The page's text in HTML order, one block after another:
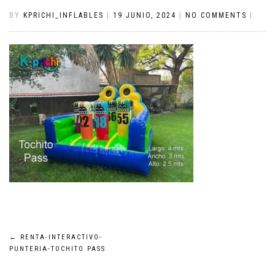
BY KPRICHI_INFLABLES 19 JUNIO, 2024 NO COMMENTS
Navegación
←
RENTA-INTERACTIVO-
PUNTERIA-TOCHITO PASS